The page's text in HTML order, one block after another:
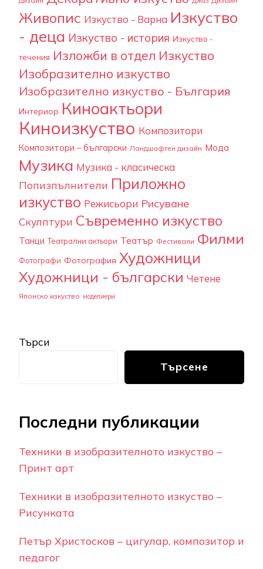
Живопис Изкуство - Варна Изкуство
- деца Изкуство - история Изкуство -
течения Изложби в отдел Изкуство
Изобразително изкуство
Изобразително изкуство - България
Интериор Киноактьори
Киноизкуство Композитори
Композитори – български Ландшафтен дизайн Мода
Музика Музика - класическа
Попизпълнители Приложно
изкуство Режисьори Рисуване
Скулптури Съвременно изкуство
Танци Театрални актьори Театър Фестивали Филми
Фотографи Фотография Художници
Художници - български Четене
Японско изкуство моделиери
Търси
Търсене
Последни публикации
Техники в изобразителното изкуство –
Принт арт
Техники в изобразителното изкуство –
Рисунката
Петър Христосков – цигулар, композитор и
педагог